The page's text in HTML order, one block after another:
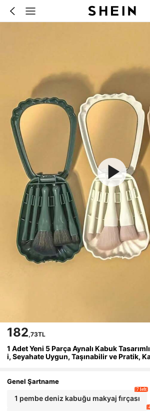
182,73TL
1 Adet Yeni 5 Parça Aynalı Kabuk
i, Seyahate Uygun, Taşınabilir ve Pratik,
ti, Sevgililer ve Arkadaşlar İçin Tatil
Genel Şartname
1 pembe deniz kabuğu makyaj fırçası
7 left